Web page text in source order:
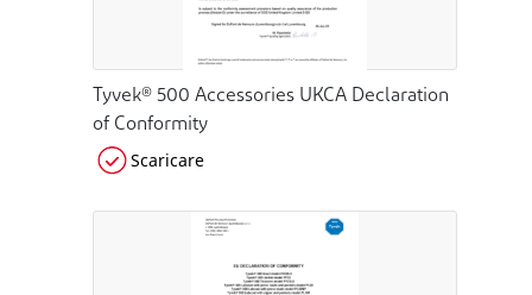
Tyvek® 500 Accessories UKCA Declaration
of Conformity
Scaricare